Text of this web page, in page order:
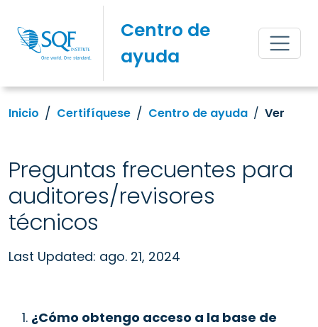
Centro de
ayuda
Inicio Certifíquese Centro de ayuda Ver
Preguntas frecuentes para
auditores/revisores
técnicos
Last Updated: ago. 21, 2024
¿Cómo obtengo acceso a la base de